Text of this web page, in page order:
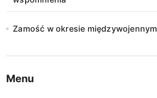
Zamość w okresie międzywojennym
Menu